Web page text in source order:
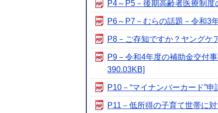
P4～P5－後期高齢者医療制
P6～P7－むらの話題－令和3
P8－ご存知ですか？ヤングケ
P9－令和4年度の補助金交付
390.03KB]
P10－“マイナンバーカード”
P11－低所得の子育て世帯に